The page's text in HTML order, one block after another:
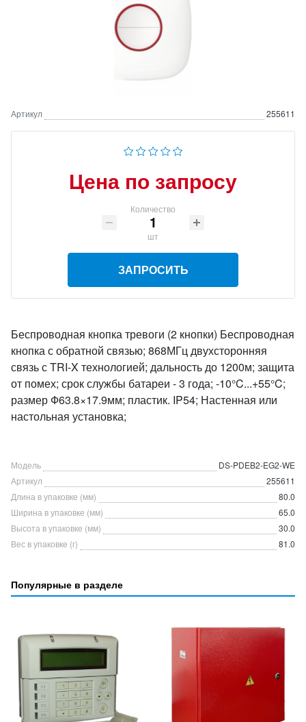
Артикул 255611
Цена по запросу
Количество
шт
ЗАПРОСИТЬ
Беспроводная кнопка тревоги (2 кнопки) Беспроводная
кнопка с обратной связью; 868МГц двухсторонняя
связь с TRI-X технологией; дальность до 1200м; защита
от помех; срок службы батареи - 3 года; -10°C...+55°C;
размер Ф63.8×17.9мм; пластик. IP54; Настенная или
настольная установка;
Модель
DS-PDEB2-EG2-WE
Артикул
255611
Длина в упаковке (мм)
80.0
Ширина в упаковке (мм)
65.0
Высота в упаковке (мм)
30.0
Вес в упаковке (г)
81.0
Популярные в разделе